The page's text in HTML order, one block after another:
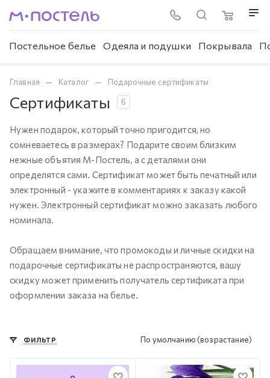
Постельное белье Одеяла и подушки Покрывала
Главная — Каталог — Подарочные сертификаты
Сертификаты 6
Нужен подарок, который точно пригодится, но
сомневаетесь в размерах? Подарите своим близким
нежные объятия М-Постель, а с деталями они
определятся сами. Сертификат может быть печатный или
электронный - укажите в комментариях к заказу какой
нужен. Электронный сертификат можно заказать любого
номинала.
Обращаем внимание, что промокоды и личные скидки на
подарочные сертификаты не распространяются, вашу
скидку может применить получатель сертификата при
оформлении заказа на белье.
ФИЛЬТР По умолчанию (возрастание)